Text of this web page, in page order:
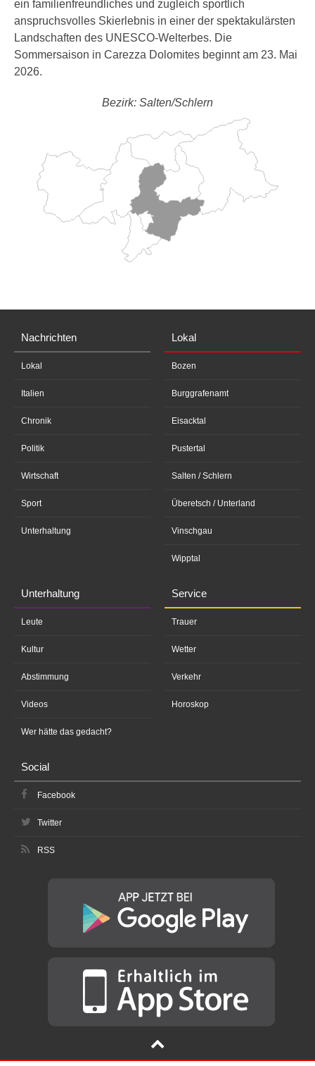
ein familienfreundliches und zugleich sportlich
anspruchsvolles Skierlebnis in einer der spektakulärsten
Landschaften des UNESCO-Welterbes. Die
Sommersaison in Carezza Dolomites beginnt am 23. Mai
2026.
Bezirk: Salten/Schlern
Nachrichten
Lokal
Italien
Chronik
Politik
Wirtschaft
Sport
Unterhaltung
Lokal
Bozen
Burggrafenamt
Eisacktal
Pustertal
Salten / Schlern
Überetsch / Unterland
Vinschgau
Wipptal
Unterhaltung
Leute
Kultur
Abstimmung
Videos
Wer hätte das gedacht?
Service
Trauer
Wetter
Verkehr
Horoskop
Social
Facebook
Twitter
RSS